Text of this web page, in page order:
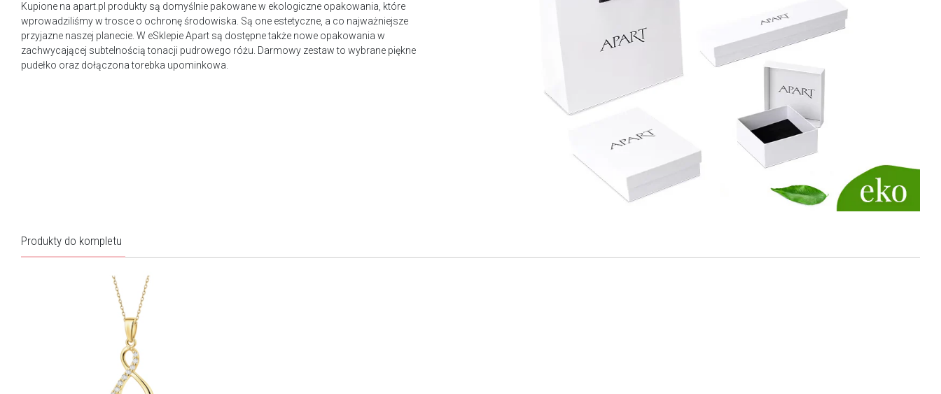
Kupione na apart.pl produkty są domyślnie pakowane w ekologiczne opakowania, które
wprowadziliśmy w trosce o ochronę środowiska. Są one estetyczne, a co najważniejsze
przyjazne naszej planecie. W eSklepie Apart są dostępne także nowe opakowania w
zachwycającej subtelnością tonacji pudrowego różu. Darmowy zestaw to wybrane piękne
pudełko oraz dołączona torebka upominkowa.
Produkty do kompletu